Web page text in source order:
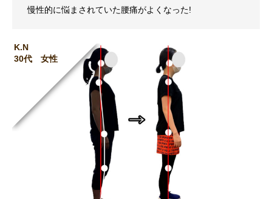
慢性的に悩まされていた腰痛がよくなった!
K.N
30代 女性